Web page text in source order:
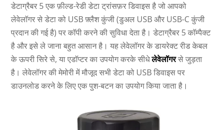
डेटाग्रैबर 5 एक फ़ील्ड-रेडी डेटा ट्रांसफ़र डिवाइस है जो आपको
लेवेलॉगर से डेटा को USB फ़्लैश कुंजी (डुअल USB और USB-C कुंजी
प्रदान की गई है) पर कॉपी करने की सुविधा देता है। डेटाग्रैबर 5 कॉम्पैक्ट
है और इसे ले जाना बहुत आसान है। यह लेवेलॉगर के डायरेक्ट रीड केबल
के ऊपरी सिरे से, या एडॉप्टर का उपयोग करके सीधेलेवेलॉगरसे जुड़ता
है। लेवेलॉगर की मेमोरी में मौजूद सभी डेटा को USB डिवाइस पर
डाउनलोड करने के लिए एक पुश-बटन का उपयोग किया जाता है।